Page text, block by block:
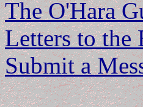
The O'Hara
Letters to the
Submit a